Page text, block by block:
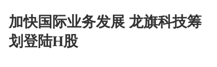
加快国际业务发展 龙旗科技筹
划登陆H股